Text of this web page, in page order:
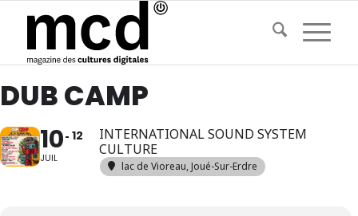
DUB CAMP
10
JUIL
12
INTERNATIONAL SOUND SYSTEM
CULTURE
lac de Vioreau, Joué-Sur-Erdre